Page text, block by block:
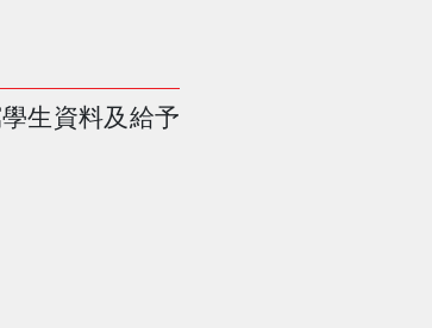
生資料及給予